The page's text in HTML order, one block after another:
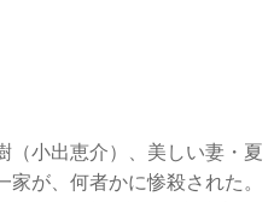
（小出恵介）、美しい妻・夏
が、何者かに惨殺された。